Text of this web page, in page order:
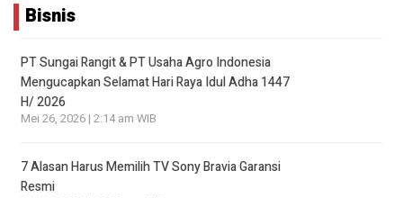
Bisnis
PT Sungai Rangit & PT Usaha Agro Indonesia
Mengucapkan Selamat Hari Raya Idul Adha 1447
H/ 2026
Mei 26, 2026 | 2:14 am WIB
7 Alasan Harus Memilih TV Sony Bravia Garansi
Resmi